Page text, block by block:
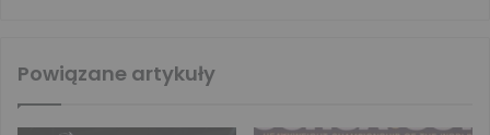
Powiązane artykuły